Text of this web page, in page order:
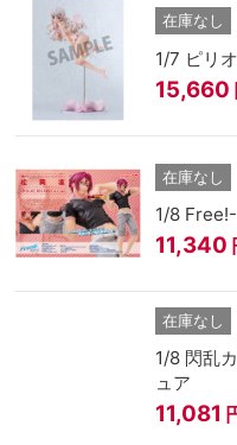
在庫なし
1/7 ピリ
15,660
在庫なし
1/8
11,340
在庫なし
1/8 閃乱
ュア
11,081